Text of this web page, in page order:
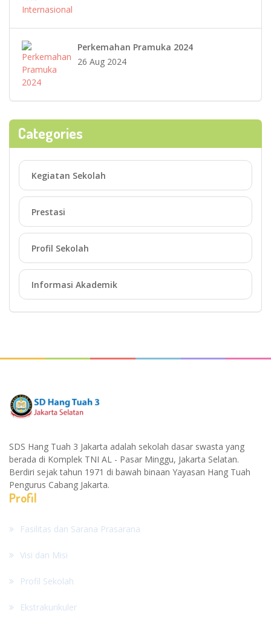
Perkemahan Pramuka 2024
26 Aug 2024
Categories
Kegiatan Sekolah
Prestasi
Profil Sekolah
Informasi Akademik
SDS Hang Tuah 3 Jakarta adalah sekolah dasar swasta yang
berada di Komplek TNI AL - Pasar Minggu, Jakarta Selatan.
Berdiri sejak tahun 1971 di bawah binaan Yayasan Hang Tuah
Pengurus Cabang Jakarta.
Profil
Fasilitas dan Sarana Prasarana
Visi dan Misi
Profil Sekolah
Ekstrakurikuler